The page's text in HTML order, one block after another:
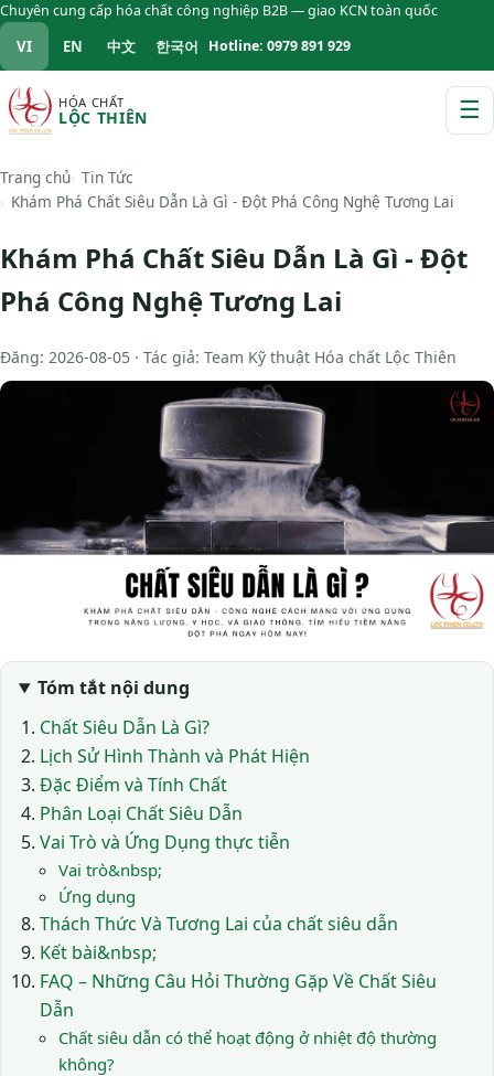
Chuyên cung cấp hóa chất công nghiệp B2B — giao KCN toàn quốc
VI EN 中文 한국어 Hotline: 0979 891 929
HÓA CHẤT
LỘC THIÊN ☰
Trang chủ Tin Tức
Khám Phá Chất Siêu Dẫn Là Gì - Đột Phá Công Nghệ Tương Lai
Khám Phá Chất Siêu Dẫn Là Gì - Đột
Phá Công Nghệ Tương Lai
Đăng: 2026-08-05 · Tác giả: Team Kỹ thuật Hóa chất Lộc Thiên
Tóm tắt nội dung
Chất Siêu Dẫn Là Gì?
Lịch Sử Hình Thành và Phát Hiện
Đặc Điểm và Tính Chất
Phân Loại Chất Siêu Dẫn
Vai Trò và Ứng Dụng thực tiễn
Vai trò&nbsp;
Ứng dụng
Thách Thức Và Tương Lai của chất siêu dẫn
Kết bài&nbsp;
FAQ – Những Câu Hỏi Thường Gặp Về Chất Siêu
Dẫn
Chất siêu dẫn có thể hoạt động ở nhiệt độ thường
không?